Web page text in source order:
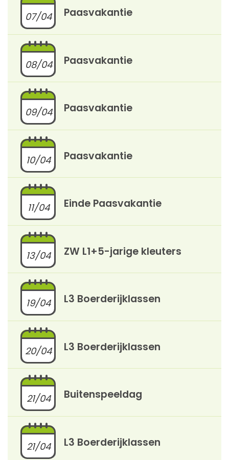
07/04 Paasvakantie
08/04 Paasvakantie
09/04 Paasvakantie
10/04 Paasvakantie
11/04 Einde Paasvakantie
13/04 ZW L1+5-jarige kleuters
19/04 L3 Boerderijklassen
20/04 L3 Boerderijklassen
21/04 Buitenspeeldag
21/04 L3 Boerderijklassen